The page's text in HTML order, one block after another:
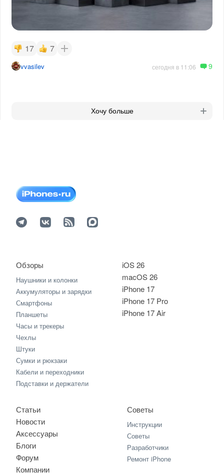
17 7
vvasilev сегодня в 11:06 9
Хочу больше
iOS 26
macOS 26
iPhone 17
iPhone 17 Pro
iPhone 17 Air
Обзоры
Наушники и колонки
Аккумуляторы и зарядки
Смартфоны
Планшеты
Часы и трекеры
Чехлы
Штуки
Сумки и рюкзаки
Кабели и переходники
Подставки и держатели
Статьи
Новости
Аксессуары
Блоги
Форум
Компании
Советы
Инструкции
Советы
Разработчики
Ремонт iPhone